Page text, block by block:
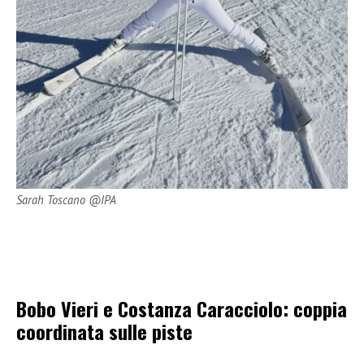
Sarah Toscano @IPA
Bobo Vieri e Costanza Caracciolo: coppia
coordinata sulle piste